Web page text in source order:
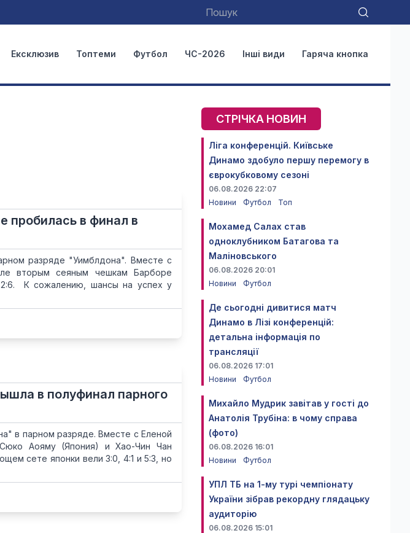
Ексклюзив Топтеми Футбол ЧС-2026 Інші види Гаряча кнопка
пробилась в финал в
разряде "Уимблдона". Вместе с
вторым сеяным чешкам Барборе
2:6. К сожалению, шансы на успех у
в полуфинал парного
в парном разряде. Вместе с Еленой
Аояму (Япония) и Хао-Чин Чан
сете японки вели 3:0, 4:1 и 5:3, но
СТРІЧКА НОВИН
Ліга конференцій. Київське
Динамо здобуло першу перемогу в
єврокубковому сезоні
06.08.2026 22:07
Новини
Футбол Топ
Мохамед Салах став
одноклубником Батагова та
Маліновського
06.08.2026 20:01
Новини
Футбол
Де сьогодні дивитися матч
Динамо в Лізі конференцій:
детальна інформація по
трансляції
06.08.2026 17:01
Новини
Футбол
Михайло Мудрик завітав у гості до
Анатолія Трубіна: в чому справа
(фото)
06.08.2026 16:01
Новини
Футбол
УПЛ ТБ на 1-му турі чемпіонату
України зібрав рекордну глядацьку
аудиторію
06.08.2026 15:01